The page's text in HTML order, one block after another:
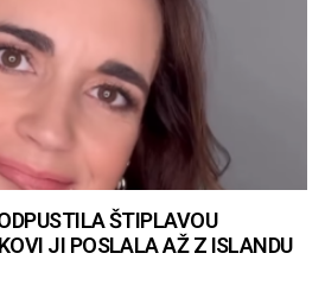
ŠTIPLAVOU
JI POSLALA AŽ Z ISLANDU